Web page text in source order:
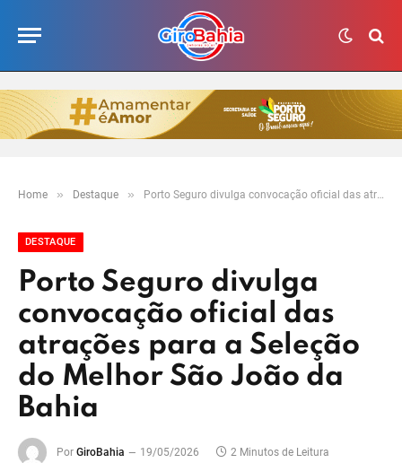
Home » Destaque » Porto Seguro divulga convocação oficial das atrações para a Seleção do Melhor São João da Bahia
DESTAQUE
Porto Seguro divulga
convocação oficial das
atrações para a Seleção
do Melhor São João da
Bahia
Por GiroBahia 19/05/2026 2 Minutos de Leitura